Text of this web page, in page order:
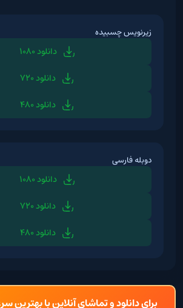
زیرنویس چسبیده
دانلود 1080
دانلود 720
دانلود 480
دوبله فارسی
دانلود 1080
دانلود 720
دانلود 480
برای دانلود و تماشای آنلاین با بهترین